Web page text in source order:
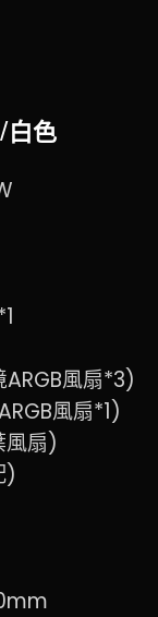
白色
風扇*3)
風扇*1)
扇)
)